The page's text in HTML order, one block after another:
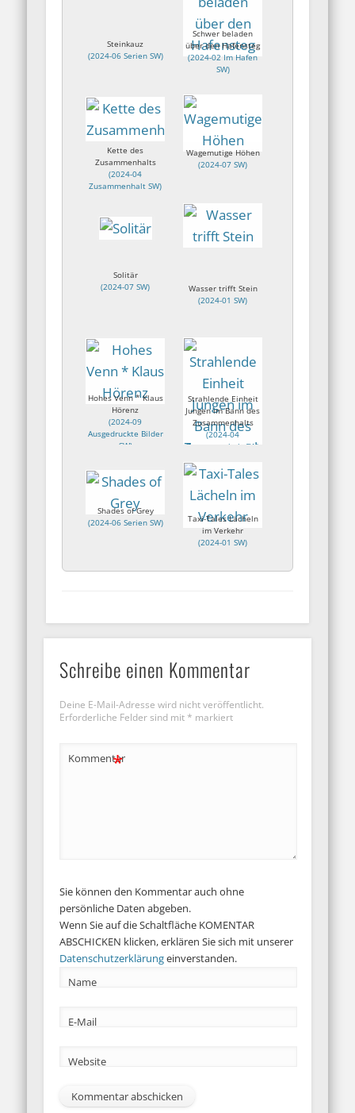
Steinkauz
(2024-06 Serien SW)
Schwer beladen
über den Hafensteg
(2024-02 Im Hafen
SW)
Kette des
Zusammenhalts
(2024-04
Zusammenhalt SW)
Wagemutige Höhen
(2024-07 SW)
Solitär
(2024-07 SW)
Wasser trifft Stein
(2024-01 SW)
Hohes Venn * Klaus
Hörenz
(2024-09
Ausgedruckte Bilder
SW)
Strahlende Einheit
Jungen im Bann des
Zusammenhalts
(2024-04
Zusammenhalt SW)
Shades of Grey
(2024-06 Serien SW)
Taxi-Tales Lächeln
im Verkehr
(2024-01 SW)
Schreibe einen Kommentar
Deine E-Mail-Adresse wird nicht veröffentlicht.
Erforderliche Felder sind mit * markiert
Kommentar
*
Sie können den Kommentar auch ohne
persönliche Daten abgeben.
Wenn Sie auf die Schaltfläche KOMENTAR
ABSCHICKEN klicken, erklären Sie sich mit unserer
Datenschutzerklärungeinverstanden.
Name
E-Mail
Website